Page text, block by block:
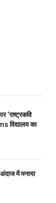
‘राष्ट्रकवि
विद्यालय का
में मनाया